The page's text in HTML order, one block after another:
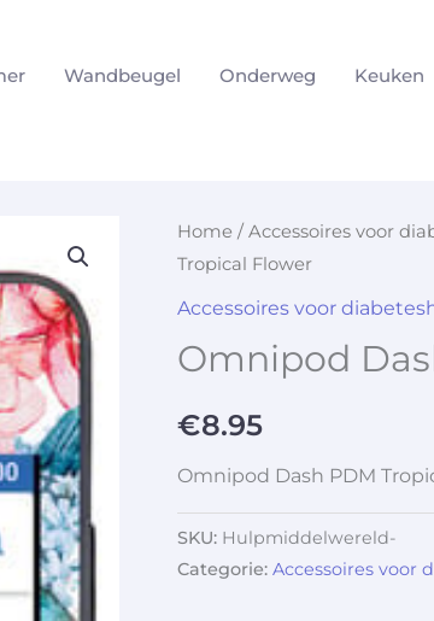
Wandbeugel Onderweg Keuken
Home / Accessoires voor
Tropical Flower
Accessoires voor
Omnipod
€8.95
Omnipod Dash PDM
SKU: Hulpmiddelwereld-
Categorie: Accessoires voor